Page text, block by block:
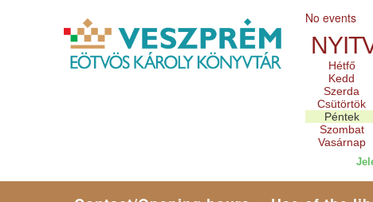
No events
Hétfő
Kedd
Szerda
Csütörtök
Péntek
Szombat
Vasárnap